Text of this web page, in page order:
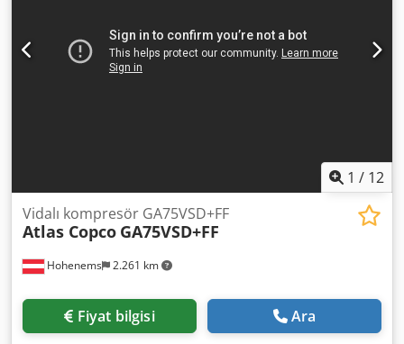
1 / 12
Hohenems 2.261 km
Vidalı kompresör GA75VSD+FF
Atlas Copco GA75VSD+FF
Fiyat bilgisi Ara